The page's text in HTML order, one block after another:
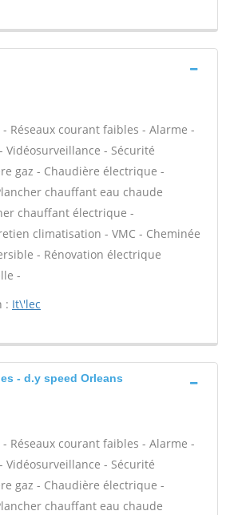
Réseaux courant faibles - Alarme -
Vidéosurveillance - Sécurité
gaz - Chaudière électrique -
chauffant eau chaude
chauffant électrique -
climatisation - VMC - Cheminée
- Rénovation électrique
-
: It\'lec
- d.y speed Orleans
Réseaux courant faibles - Alarme -
Vidéosurveillance - Sécurité
gaz - Chaudière électrique -
chauffant eau chaude